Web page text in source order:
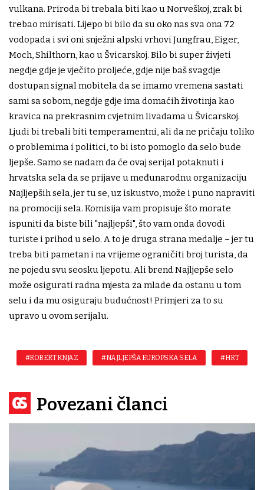
vulkana. Priroda bi trebala biti kao u Norveškoj, zrak bi
trebao mirisati. Lijepo bi bilo da su oko nas sva ona 72
vodopada i svi oni snježni alpski vrhovi Jungfrau, Eiger,
Moch, Shilthorn, kao u Švicarskoj. Bilo bi super živjeti
negdje gdje je vječito proljeće, gdje nije baš svagdje
dostupan signal mobitela da se imamo vremena sastati
sami sa sobom, negdje gdje ima domaćih životinja kao
kravica na prekrasnim cvjetnim livadama u Švicarskoj.
Ljudi bi trebali biti temperamentni, ali da ne pričaju toliko
o problemima i politici, to bi isto pomoglo da selo bude
ljepše. Samo se nadam da će ovaj serijal potaknuti i
hrvatska sela da se prijave u međunarodnu organizaciju
Najljepših sela, jer tu se, uz iskustvo, može i puno napraviti
na promociji sela. Komisija vam propisuje što morate
ispuniti da biste bili "najljepši", što vam onda dovodi
turiste i prihod u selo. A to je druga strana medalje – jer tu
treba biti pametan i na vrijeme ograničiti broj turista, da
ne pojedu svu seosku ljepotu. Ali brend Najljepše selo
može osigurati radna mjesta za mlade da ostanu u tom
selu i da mu osiguraju budućnost! Primjeri za to su
upravo u ovom serijalu.
#ROBERT KNJAZ #NAJLJEPŠA EUROPSKA SELA #HRT
Povezani članci